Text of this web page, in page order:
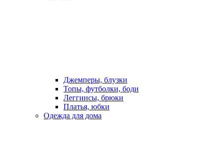
Джемперы, блузки
Топы, футболки, боди
Леггинсы, брюки
Платья, юбки
Одежда для дома